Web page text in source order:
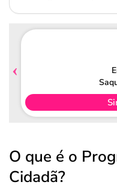
O que é o
Cidadã?